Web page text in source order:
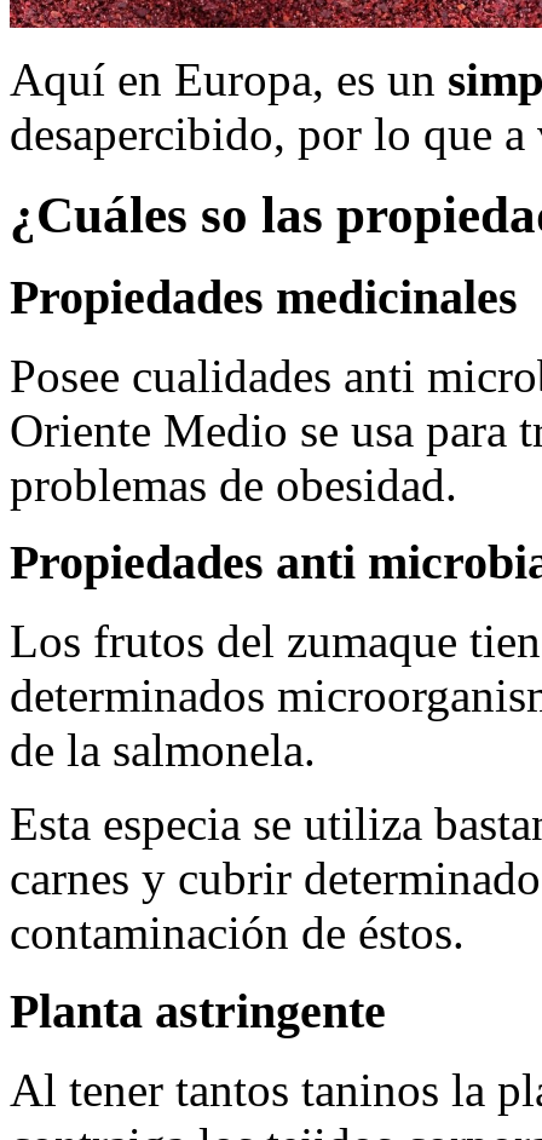
Aquí en Europa, es un
desapercibido, por lo que
¿Cuáles so las
Propiedades medicinales
Posee cualidades anti
Oriente Medio se usa para
problemas de obesidad.
Propiedades anti
Los frutos del zumaque
determinados
de la salmonela.
Esta especia se utiliza
carnes y cubrir
contaminación de éstos.
Planta astringente
Al tener tantos taninos la